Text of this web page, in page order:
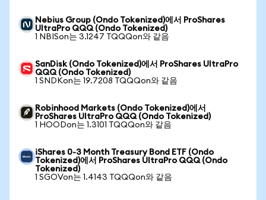
Nebius Group (Ondo Tokenized)에서 ProShares
UltraPro QQQ (Ondo Tokenized)
1 NBISon는 3.1247 TQQQon와 같음
SanDisk (Ondo Tokenized)에서 ProShares UltraPro
QQQ (Ondo Tokenized)
1 SNDKon는 19.7208 TQQQon와 같음
Robinhood Markets (Ondo Tokenized)에서
ProShares UltraPro QQQ (Ondo Tokenized)
1 HOODon는 1.3101 TQQQon와 같음
iShares 0-3 Month Treasury Bond ETF (Ondo
Tokenized)에서 ProShares UltraPro QQQ (Ondo
Tokenized)
1 SGOVon는 1.4143 TQQQon와 같음